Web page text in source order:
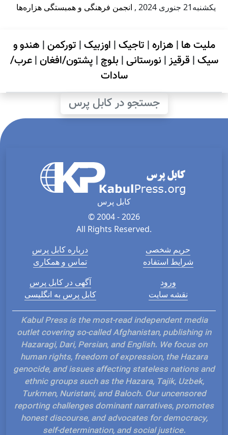
يكشنبه21 جنوری 2024 , انجمن فرهنگی و همبستگی هزاره‌ها
ملیت ها | هزاره| تاجیک| اوزبیک| تورکمن| هندو و
سیک| قرقیز| نورستانی| بلوچ | پشتون/افغان|عرب/
سادات
جستجو در کابل پرس
کابل پرس
© 2004 - 2026
All Rights Reserved.
درباره کابل پرس
تماس و همکاری
حریم شخصی
شرایط استفاده
آگهی در کابل پرس
کابل پرس به انگلیسی
ورود
نقشه سایت
Kabul Press is the most-read independent media
outlet covering so-called Afghanistan, publishing in
Hazaragi, Dari, Persian, and English. We focus on
human rights, freedom of expression, the Hazara
genocide, and issues affecting stateless nations and
ethnic groups such as the Hazara, Tajik, Uzbek,
Turkmen, Nuristani, and Baloch. Our uncensored
reporting challenges dominant narratives, promotes
honest discourse, and advocates for democracy,
self-determination, and social justice.